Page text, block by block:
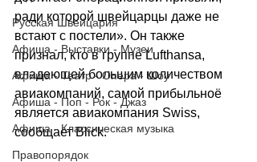
Русская Швейцария
Афиша - Выставки - Музеи
Афиша - Театр - Опера - Шоу
Афиша - Поп - Рок - Джаз
Афиша - Классическая музыка
Правопорядок
ради которой швейцарцы даже не
встают с постели». Он также
признал, кто в группе Lufthansa,
владеющей большим количеством
авиакомпаний, самой прибыльноё
является авиакомпания Swiss,
сообщает Blick.